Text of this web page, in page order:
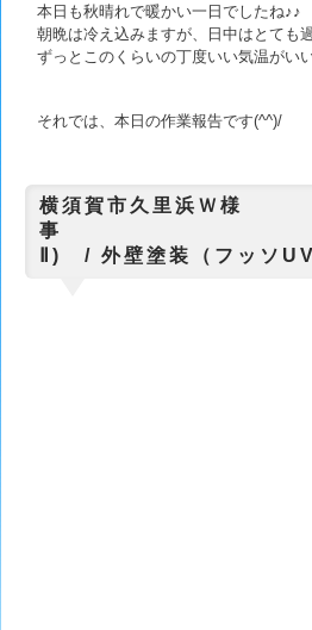
本日も秋晴れで暖かい一日でしたね♪♪
朝晩は冷え込みますが、日中はとても
ずっとこのくらいの丁度いい気温がい
それでは、本日の作業報告です(^^)/
横須賀市久里浜Ｗ様
事 屋根
Ⅱ) / 外壁塗装（フッソ